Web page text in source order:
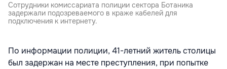
Сотрудники комиссариата полиции сектора Ботаника
задержали подозреваемого в краже кабелей для
подключения к интернету.
По информации полиции, 41-летний житель столицы
был задержан на месте преступления, при попытке